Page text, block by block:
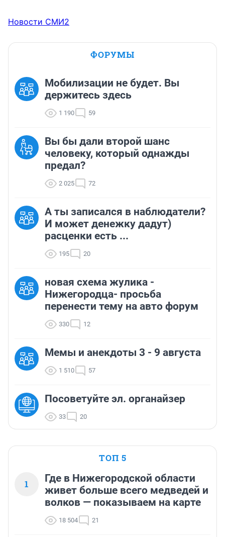
Новости СМИ2
ФОРУМЫ
Мобилизации не будет. Вы
держитесь здесь
1 190 59
Вы бы дали второй шанс
человеку, который однажды
предал?
2 025 72
А ты записался в наблюдатели?
И может денежку дадут)
расценки есть ...
195 20
новая схема жулика -
Нижегородца- просьба
перенести тему на авто форум
330 12
Мемы и анекдоты 3 - 9 августа
1 510 57
Посоветуйте эл. органайзер
33 20
ТОП 5
1
Где в Нижегородской области
живет больше всего медведей и
волков — показываем на карте
18 504 21